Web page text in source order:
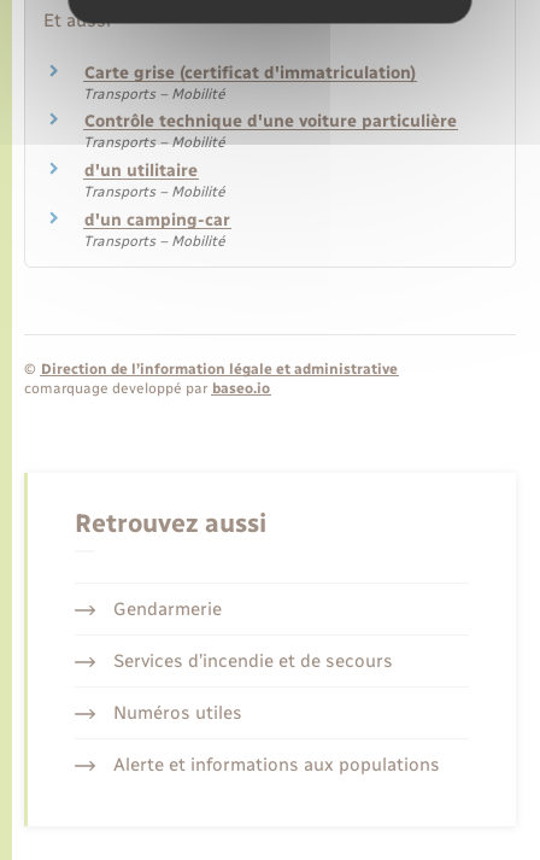
Et aussi
Carte grise (certificat d'immatriculation)
Transports – Mobilité
Contrôle technique d'une voiture particulière
Transports – Mobilité
d'un utilitaire
Transports – Mobilité
d'un camping-car
Transports – Mobilité
© Direction de l’information légale et administrative
comarquage developpé par baseo.io
Retrouvez aussi
Gendarmerie
Services d’incendie et de secours
Numéros utiles
Alerte et informations aux populations